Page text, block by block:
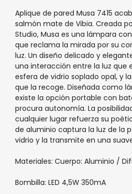
Aplique de pared Musa 7415
salmón mate de Vibia. Creada
Studio, Musa es una lámpara
que reclama la mirada por su
luz. Un diseño delicado y
una interacción entre la luz que
esfera de vidrio soplado opal, y
que la recoge. Diseñada como
existe la opción portable con
procura autonomía. La
cualquier lugar refuerza su
de aluminio captura la luz de la
vidrio y la transmite en una
Materiales: Cuerpo: Aluminio /
Bombilla: LED 4,5W 350mA